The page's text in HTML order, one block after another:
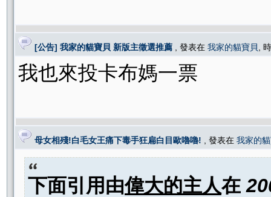
[公告] 我家的貓寶貝 新版主徵選推薦 , 發表在 我家的貓寶貝 ,
我也來投卡布媽一票
母女相殘!白毛女王痛下毒手狂扁白目歐嚕嚕! , 發表在 我家的
下面引用由偉大的主人在